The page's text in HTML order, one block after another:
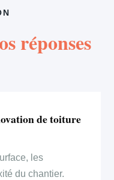
réponses
de toiture
les
du chantier.